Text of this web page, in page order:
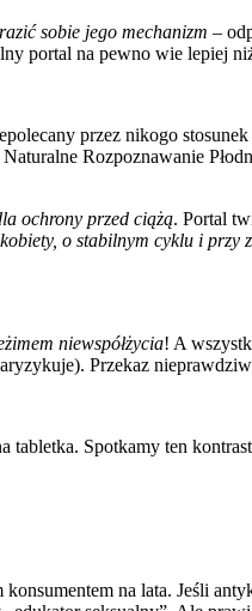
sobie jego mechanizm –
portal na pewno wie lepiej
przez nikogo
Rozpoznawanie
ochrony przed ciążą. Portal
o ­stabilnym cyklu i przy
niewspółżycia! A
Przekaz
Spotkamy ten
na lata. Jeśli